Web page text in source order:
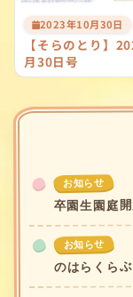
2023年10月30日
【そらのとり】
月30日号
お知らせ
卒園生園庭開
お知らせ
のはらくら